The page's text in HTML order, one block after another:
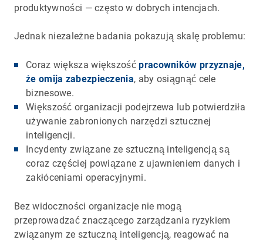
produktywności — często w dobrych intencjach.
Jednak niezależne badania pokazują skalę problemu:
Coraz większa większośćpracowników przyznaje,
że omija zabezpieczenia, aby osiągnąć cele
biznesowe.
Większość organizacji podejrzewa lub potwierdziła
używanie zabronionych narzędzi sztucznej
inteligencji.
Incydenty związane ze sztuczną inteligencją są
coraz częściej powiązane z ujawnieniem danych i
zakłóceniami operacyjnymi.
Bez widoczności organizacje nie mogą
przeprowadzać znaczącego zarządzania ryzykiem
związanym ze sztuczną inteligencją, reagować na